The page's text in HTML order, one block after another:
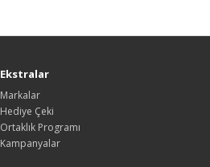
Ekstralar
Markalar
Hediye Çeki
Ortaklık Programı
Kampanyalar